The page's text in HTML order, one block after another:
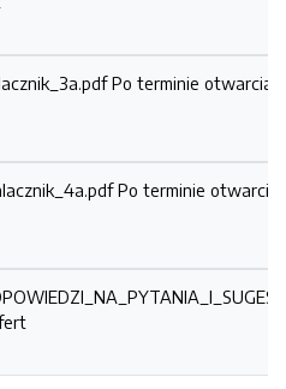
Po terminie otwarcia
Po terminie otwarcia